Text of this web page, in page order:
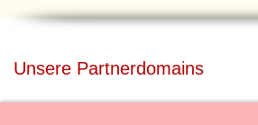
Unsere Partnerdomains